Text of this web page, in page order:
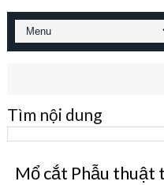
Tìm nội dung
Mổ cắt Phẫu thuật